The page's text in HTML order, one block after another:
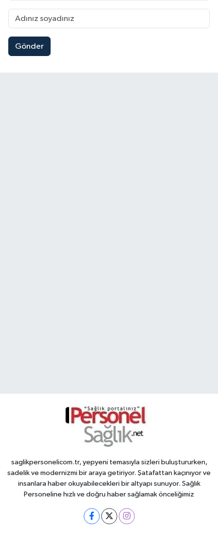
Gönder
saglikpersonelicom.tr, yepyeni temasıyla sizleri buluştururken,
sadelik ve modernizmi bir araya getiriyor. Şatafattan kaçınıyor ve
insanlara haber okuyabilecekleri bir altyapı sunuyor. Sağlık
Personeline hızlı ve doğru haber sağlamak önceliğimiz